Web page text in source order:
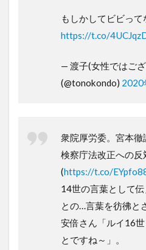
もしかしてビビって
https://t.co/
— 渡子(女性ではご
(@tonokondo) 2020
衆院厚労委。宮本
検察庁法改正への反
(https://t.co/
14世の言葉として伝
との…言葉を彷彿と
安倍さん「ルイ16
とですね～」。